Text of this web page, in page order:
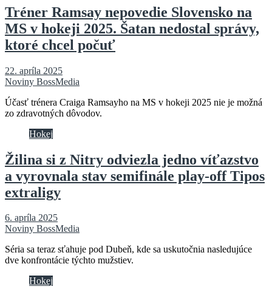
Tréner Ramsay nepovedie Slovensko na
MS v hokeji 2025. Šatan nedostal správy,
ktoré chcel počuť
22. apríla 2025
Noviny BossMedia
Účasť trénera Craiga Ramsayho na MS v hokeji 2025 nie je možná
zo zdravotných dôvodov.
Hokej
Žilina si z Nitry odviezla jedno víťazstvo
a vyrovnala stav semifinále play-off Tipos
extraligy
6. apríla 2025
Noviny BossMedia
Séria sa teraz sťahuje pod Dubeň, kde sa uskutočnia nasledujúce
dve konfrontácie týchto mužstiev.
Hokej